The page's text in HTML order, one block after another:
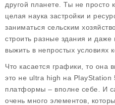
другой планете. Ты не просто
целая наука застройки и
заниматься сельским
строить разные здания и даже
выжить в непростых условиях
Что касается графики, то она
это не ultra high на
платформы – вполне себе. И
очень много элементов,